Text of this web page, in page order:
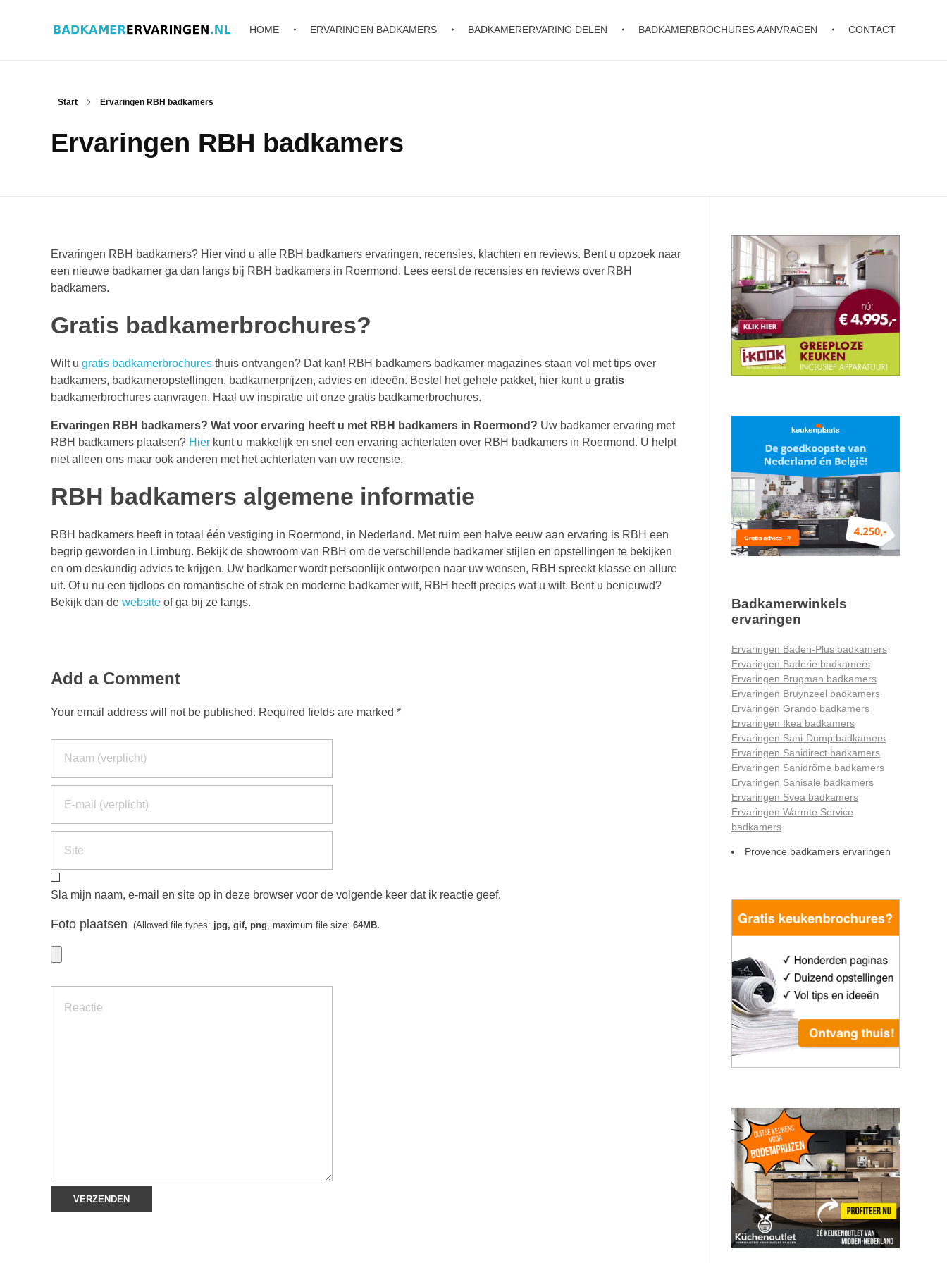
HOME ERVARINGEN BADKAMERS BADKAMERERVARING DELEN BADKAMERBROCHURES AANVRAGEN CONTACT
Start Ervaringen RBH badkamers
Ervaringen RBH badkamers
Ervaringen RBH badkamers? Hier vind u alle RBH badkamers ervaringen, recensies, klachten en reviews. Bent u opzoek naar
een nieuwe badkamer ga dan langs bij RBH badkamers in Roermond. Lees eerst de recensies en reviews over RBH
badkamers.
Gratis badkamerbrochures?
Wilt u gratis badkamerbrochures thuis ontvangen? Dat kan! RBH badkamers badkamer magazines staan vol met tips over
badkamers, badkameropstellingen, badkamerprijzen, advies en ideeën. Bestel het gehele pakket, hier kunt u gratis
badkamerbrochures aanvragen. Haal uw inspiratie uit onze gratis badkamerbrochures.
Ervaringen RBH badkamers? Wat voor ervaring heeft u met RBH badkamers in Roermond? Uw badkamer ervaring met
RBH badkamers plaatsen? Hier kunt u makkelijk en snel een ervaring achterlaten over RBH badkamers in Roermond. U helpt
niet alleen ons maar ook anderen met het achterlaten van uw recensie.
RBH badkamers algemene informatie
RBH badkamers heeft in totaal één vestiging in Roermond, in Nederland. Met ruim een halve eeuw aan ervaring is RBH een
begrip geworden in Limburg. Bekijk de showroom van RBH om de verschillende badkamer stijlen en opstellingen te bekijken
en om deskundig advies te krijgen. Uw badkamer wordt persoonlijk ontworpen naar uw wensen, RBH spreekt klasse en allure
uit. Of u nu een tijdloos en romantische of strak en moderne badkamer wilt, RBH heeft precies wat u wilt. Bent u benieuwd?
Bekijk dan de website of ga bij ze langs.
Add a Comment
Your email address will not be published. Required fields are marked *
Sla mijn naam, e-mail en site op in deze browser voor de volgende keer dat ik reactie geef.
Foto plaatsen (Allowed file types: jpg, gif, png, maximum file size: 64MB.
Badkamerwinkels
ervaringen
Ervaringen Baden-Plus badkamers
Ervaringen Baderie badkamers
Ervaringen Brugman badkamers
Ervaringen Bruynzeel badkamers
Ervaringen Grando badkamers
Ervaringen Ikea badkamers
Ervaringen Sani-Dump badkamers
Ervaringen Sanidirect badkamers
Ervaringen Sanidrõme badkamers
Ervaringen Sanisale badkamers
Ervaringen Svea badkamers
Ervaringen Warmte Service
badkamers
Provence badkamers ervaringen